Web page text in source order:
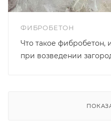
ФИБРОБЕТОН
Что такое фибробетон,
при возведении